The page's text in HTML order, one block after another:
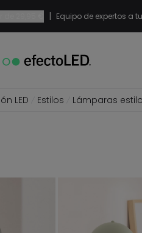
| Equipo de expertos a
LED Estilos Lámparas